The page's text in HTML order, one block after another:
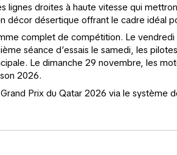
droites à haute vitesse qui
désertique offrant le cadre idéal
complet de compétition. Le
séance d’essais le samedi, les
Le dimanche 29 novembre, les
2026.
Prix du Qatar 2026 via le système